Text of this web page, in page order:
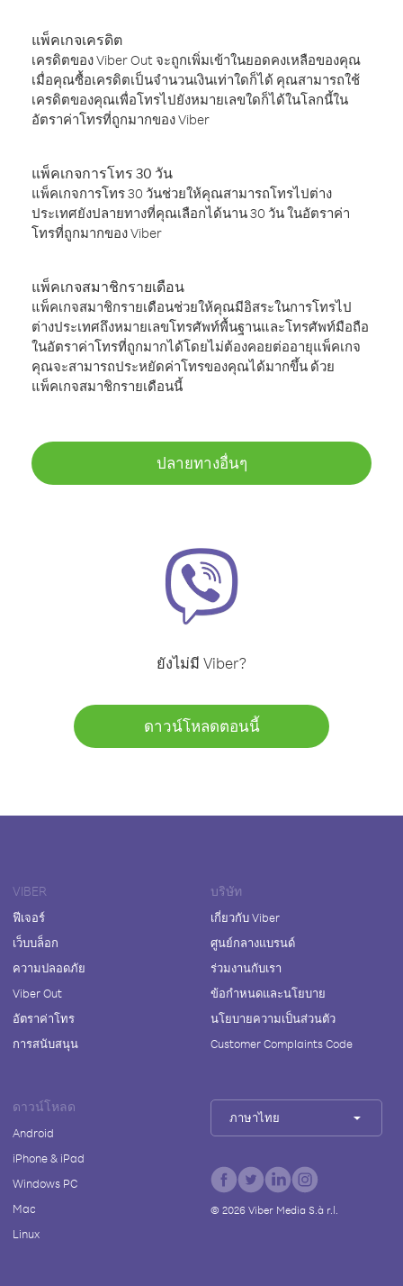
แพ็คเกจเครดิต
เครดิตของ Viber Out จะถูกเพิ่มเข้าในยอดคงเหลือของคุณ
เมื่อคุณซื้อเครดิตเป็นจำนวนเงินเท่าใดก็ได้ คุณสามารถใช้
เครดิตของคุณเพื่อโทรไปยังหมายเลขใดก็ได้ในโลกนี้ใน
อัตราค่าโทรที่ถูกมากของ Viber
แพ็คเกจการโทร 30 วัน
แพ็คเกจการโทร 30 วันช่วยให้คุณสามารถโทรไปต่าง
ประเทศยังปลายทางที่คุณเลือกได้นาน 30 วัน ในอัตราค่า
โทรที่ถูกมากของ Viber
แพ็คเกจสมาชิกรายเดือน
แพ็คเกจสมาชิกรายเดือนช่วยให้คุณมีอิสระในการโทรไป
ต่างประเทศถึงหมายเลขโทรศัพท์พื้นฐานและโทรศัพท์มือถือ
ในอัตราค่าโทรที่ถูกมากได้โดยไม่ต้องคอยต่ออายุแพ็คเกจ
คุณจะสามารถประหยัดค่าโทรของคุณได้มากขึ้น ด้วย
แพ็คเกจสมาชิกรายเดือนนี้
ปลายทางอื่นๆ
ยังไม่มี Viber?
ดาวน์โหลดตอนนี้
VIBER
ฟีเจอร์
เว็บบล็อก
ความปลอดภัย
Viber Out
อัตราค่าโทร
การสนับสนุน
บริษัท
เกี่ยวกับ Viber
ศูนย์กลางแบรนด์
ร่วมงานกับเรา
ข้อกำหนดและนโยบาย
นโยบายความเป็นส่วนตัว
Customer Complaints Code
ดาวน์โหลด
Android
iPhone & iPad
Windows PC
Mac
Linux
ภาษาไทย
© 2026Viber Media S.à r.l.